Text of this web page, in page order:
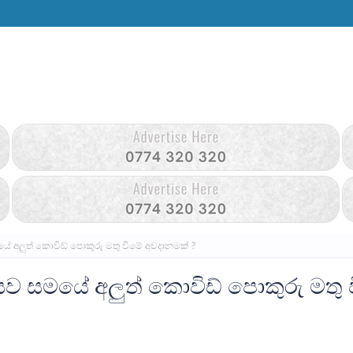
අලුත් කොවිඩ් පොකුරු මතු වීමේ අවදානමක් ?
සමයේ අලුත් කොවිඩ් පොකුරු මතු